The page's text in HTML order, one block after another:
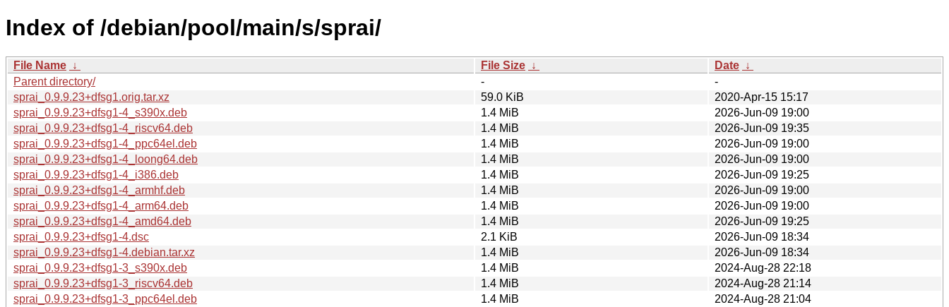
Index of /debian/pool/main/s/sprai/
File Name ↓ File Size ↓ Date ↓
Parent directory/
-
-
sprai_0.9.9.23+dfsg1.orig.tar.xz
59.0 KiB
2020-Apr-15 15:17
sprai_0.9.9.23+dfsg1-4_s390x.deb
1.4 MiB
2026-Jun-09 19:00
sprai_0.9.9.23+dfsg1-4_riscv64.deb
1.4 MiB
2026-Jun-09 19:35
sprai_0.9.9.23+dfsg1-4_ppc64el.deb
1.4 MiB
2026-Jun-09 19:00
sprai_0.9.9.23+dfsg1-4_loong64.deb
1.4 MiB
2026-Jun-09 19:00
sprai_0.9.9.23+dfsg1-4_i386.deb
1.4 MiB
2026-Jun-09 19:25
sprai_0.9.9.23+dfsg1-4_armhf.deb
1.4 MiB
2026-Jun-09 19:00
sprai_0.9.9.23+dfsg1-4_arm64.deb
1.4 MiB
2026-Jun-09 19:00
sprai_0.9.9.23+dfsg1-4_amd64.deb
1.4 MiB
2026-Jun-09 19:25
sprai_0.9.9.23+dfsg1-4.dsc
2.1 KiB
2026-Jun-09 18:34
sprai_0.9.9.23+dfsg1-4.debian.tar.xz
1.4 MiB
2026-Jun-09 18:34
sprai_0.9.9.23+dfsg1-3_s390x.deb
1.4 MiB
2024-Aug-28 22:18
sprai_0.9.9.23+dfsg1-3_riscv64.deb
1.4 MiB
2024-Aug-28 21:14
sprai_0.9.9.23+dfsg1-3_ppc64el.deb
1.4 MiB
2024-Aug-28 21:04